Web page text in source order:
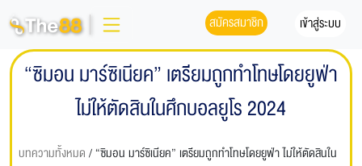
สมัครสมาชิก เข้าสู่ระบบ
“ซิมอน มาร์ซิเนียค” เตรียมถูกทำโทษโดยยูฟ่า
ไม่ให้ตัดสินในศึกบอลยูโร 2024
บทความทั้งหมด / “ซิมอน มาร์ซิเนียค” เตรียมถูกทำโทษโดยยูฟ่า ไม่ให้ตัดสินใน